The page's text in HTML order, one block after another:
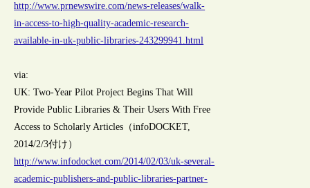
http://www.prnewswire.com/news-releases/walk-
in-access-to-high-quality-academic-research-
available-in-uk-public-libraries-243299941.html
via:
UK: Two-Year Pilot Project Begins That Will
Provide Public Libraries & Their Users With Free
Access to Scholarly Articles（infoDOCKET,
2014/2/3付け）
http://www.infodocket.com/2014/02/03/uk-several-
academic-publishers-and-public-libraries-partner-